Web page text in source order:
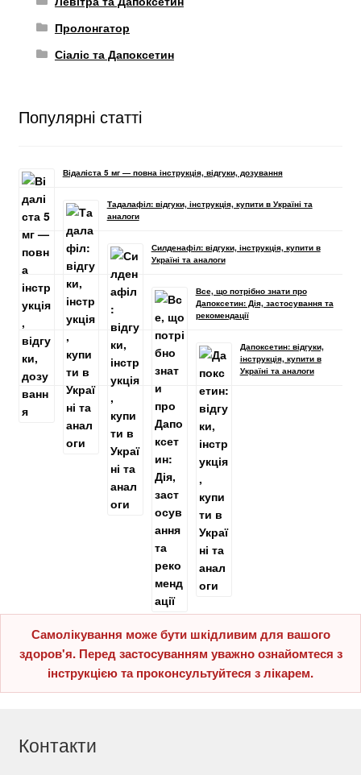
Пролонгатор
Сіаліс та Дапоксетин
Популярні статті
Відаліста 5 мг — повна інструкція, відгуки, дозування
Тадалафіл: відгуки, інструкція, купити в Україні та
аналоги
Силденафіл: відгуки, інструкція, купити в
Україні та аналоги
Все, що потрібно знати про
Дапоксетин: Дія, застосування та
рекомендації
Дапоксетин: відгуки,
інструкція, купити в
Україні та аналоги
Самолікування може бути шкідливим для вашого
здоров'я. Перед застосуванням уважно ознайомтеся з
інструкцією та проконсультуйтеся з лікарем.
Контакти